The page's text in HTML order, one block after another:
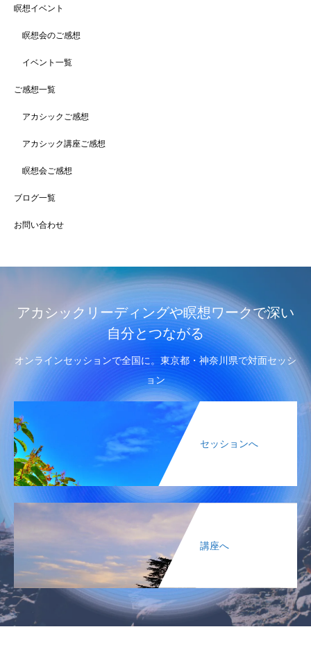
瞑想イベント
瞑想会のご感想
イベント一覧
ご感想一覧
アカシックご感想
アカシック講座ご感想
瞑想会ご感想
ブログ一覧
お問い合わせ
アカシックリーディングや瞑想ワークで深い
自分とつながる
オンラインセッションで全国に。東京都・神奈川県で対面セッシ
ョン
セッションへ
講座へ